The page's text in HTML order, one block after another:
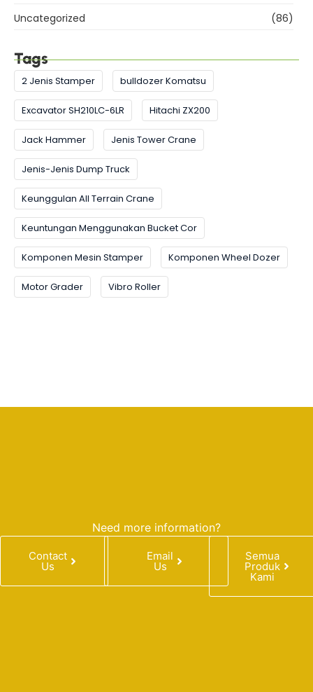
Uncategorized
(86)
Tags
2 Jenis Stamper bulldozer Komatsu
Excavator SH210LC-6LR Hitachi ZX200
Jack Hammer Jenis Tower Crane
Jenis-Jenis Dump Truck
Keunggulan All Terrain Crane
Keuntungan Menggunakan Bucket Cor
Komponen Mesin Stamper Komponen Wheel Dozer
Motor Grader Vibro Roller
Need more information?
Contact
Us
Email
Us
Semua
Produk
Kami